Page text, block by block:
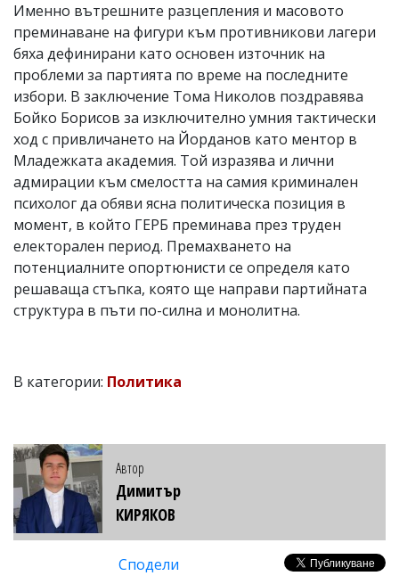
Именно вътрешните разцепления и масовото
преминаване на фигури към противникови лагери
бяха дефинирани като основен източник на
проблеми за партията по време на последните
избори. В заключение Тома Николов поздравява
Бойко Борисов за изключително умния тактически
ход с привличането на Йорданов като ментор в
Младежката академия. Той изразява и лични
адмирации към смелостта на самия криминален
психолог да обяви ясна политическа позиция в
момент, в който ГЕРБ преминава през труден
електорален период. Премахването на
потенциалните опортюнисти се определя като
решаваща стъпка, която ще направи партийната
структура в пъти по-силна и монолитна.
В категории: Политика
Автор
Димитър
КИРЯКОВ
Сподели